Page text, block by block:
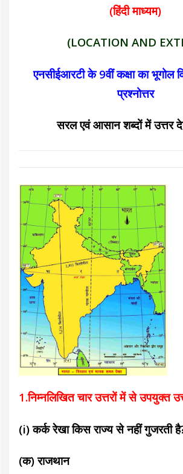
(हिंदी माध्यम)
(LOCATION AND
एनसीईआरटी के 9वीं कक्षा का भूगोल
प्रश्नोत्तर
सरल एवं आसान शब्दों में उत्तर
1.निम्नलिखित चार उत्तरों में से उपयुक्त
(i) कर्क रेखा किस राज्य से नहीं गुजरती
(क) राजथान